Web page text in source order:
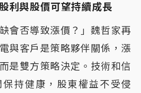
利與股價可望持續成長
會否導致漲價？」魏哲家再
與客戶是策略夥伴關係，漲
是雙方策略決定。技術和信
持健康，股東權益不受侵